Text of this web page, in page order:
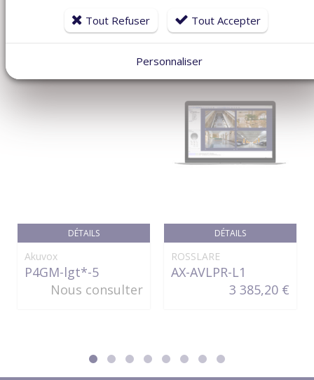
DÉTAILS
Akuvox
P4GM-lgt*-5
Nous consulter
DÉTAILS
ROSSLARE
AX-AVLPR-L1
3 385,20 €
Tout Refuser Tout Accepter
Personnaliser